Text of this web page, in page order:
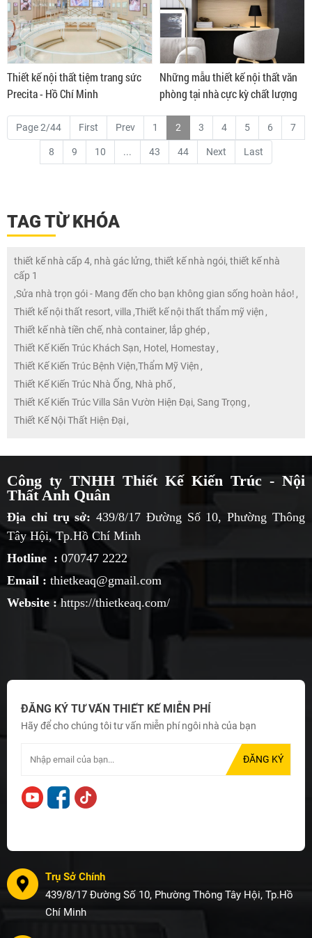
Thiết kế nội thất tiệm trang sức
Precita - Hồ Chí Minh
Những mẫu thiết kế nội thất văn
phòng tại nhà cực kỳ chất lượng
Page 2/44 First Prev 1 2 3 4 5 6 7
8 9 10 ... 43 44 Next Last
TAG TỪ KHÓA
thiết kế nhà cấp 4, nhà gác lửng, thiết kế nhà ngói, thiết kế nhà
cấp 1
,Sửa nhà trọn gói - Mang đến cho bạn không gian sống hoàn hảo! ,
Thiết kế nội thất resort, villa ,Thiết kế nội thất thẩm mỹ viện ,
Thiết kế nhà tiền chế, nhà container, lắp ghép ,
Thiết Kế Kiến Trúc Khách Sạn, Hotel, Homestay,
Thiết Kế Kiến Trúc Bệnh Viện,Thẩm Mỹ Viện ,
Thiết Kế Kiến Trúc Nhà Ống, Nhà phố,
Thiết Kế Kiến Trúc Villa Sân Vườn Hiện Đại, Sang Trọng ,
Thiết Kế Nội Thất Hiện Đại,
Công ty TNHH Thiết Kế Kiến Trúc - Nội
Thất Anh Quân
Địa chỉ trụ sở: 439/8/17 Đường Số 10, Phường Thông
Tây Hội, Tp.Hồ Chí Minh
Hotline : 070747 2222
Email : thietkeaq@gmail.com
Website :https://thietkeaq.com/
ĐĂNG KÝ TƯ VẤN THIẾT KẾ MIỄN PHÍ
Hãy để cho chúng tôi tư vấn miễn phí ngôi nhà của bạn
Trụ Sở Chính
439/8/17 Đường Số 10, Phường Thông Tây Hội, Tp.Hồ
Chí Minh